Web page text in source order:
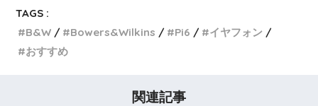
TAGS :
B&W
Bowers&Wilkins Pi6
イヤフォン
おすすめ
関連記事